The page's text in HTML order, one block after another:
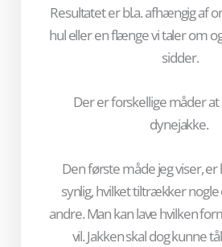
Resultatet er bl.a. afhængig af
hul eller en flænge vi taler om
sidder.
Der er forskellige måder
dynejakke.
Den første måde jeg viser,
synlig, hvilket tiltrækker
andre. Man kan lave hvilken
vil. Jakken skal dog kunne